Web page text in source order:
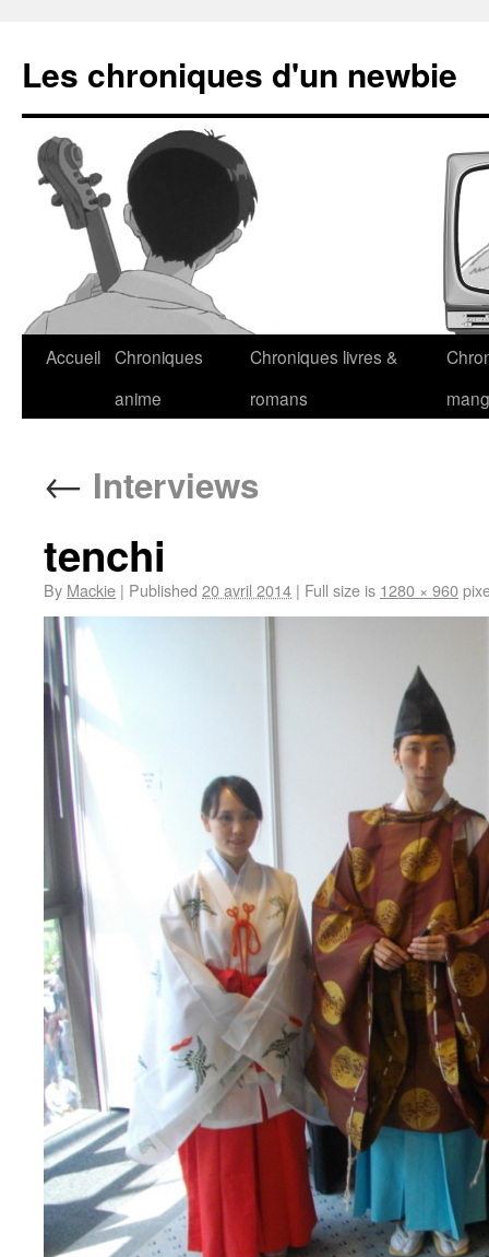
Les chroniques d'un newbie
Accueil Chroniques
anime
Chroniques livres &
romans
← Interviews
tenchi
By Mackie | Published 20 avril 2014 | Full size is 1280 × 960